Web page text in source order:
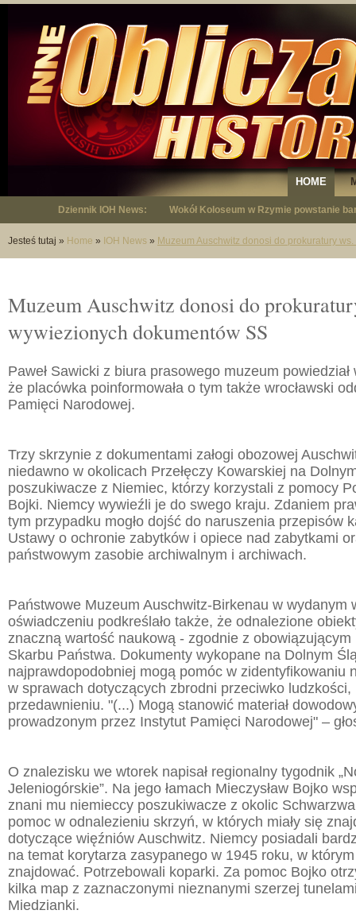
HOME
Dziennik IOH News: "Niepodległy - opowieść o Januszu
Jesteś tutaj » Home » IOH News » Muzeum Auschwitz donosi do prokuratury
Muzeum Auschwitz donosi do
wywiezionych dokumentów SS
Paweł Sawicki z biura prasowego muzeum
że placówka poinformowała o tym także wrocławski
Pamięci Narodowej.
Trzy skrzynie z dokumentami załogi obozowej
niedawno w okolicach Przełęczy Kowarskiej na
poszukiwacze z Niemiec, którzy korzystali z pomocy
Bojki. Niemcy wywieźli je do swego kraju. Zdaniem
tym przypadku mogło dojść do naruszenia przepisów
Ustawy o ochronie zabytków i opiece nad zabytkami
państwowym zasobie archiwalnym i archiwach.
Państwowe Muzeum Auschwitz-Birkenau w wydanym
oświadczeniu podkreślało także, że odnalezione
znaczną wartość naukową - zgodnie z
Skarbu Państwa. Dokumenty wykopane na Dolnym
najprawdopodobniej mogą pomóc w zidentyfikowaniu
w sprawach dotyczących zbrodni przeciwko
przedawnieniu. "(...) Mogą stanowić materiał
prowadzonym przez Instytut Pamięci Narodowej" –
O znalezisku we wtorek napisał regionalny tygodnik
Jeleniogórskie”. Na jego łamach Mieczysław Bojko
znani mu niemieccy poszukiwacze z okolic
pomoc w odnalezieniu skrzyń, w których miały się
dotyczące więźniów Auschwitz. Niemcy posiadali
na temat korytarza zasypanego w 1945 roku, w którym
znajdować. Potrzebowali koparki. Za pomoc Bojko
kilka map z zaznaczonymi nieznanymi szerzej
Miedzianki.